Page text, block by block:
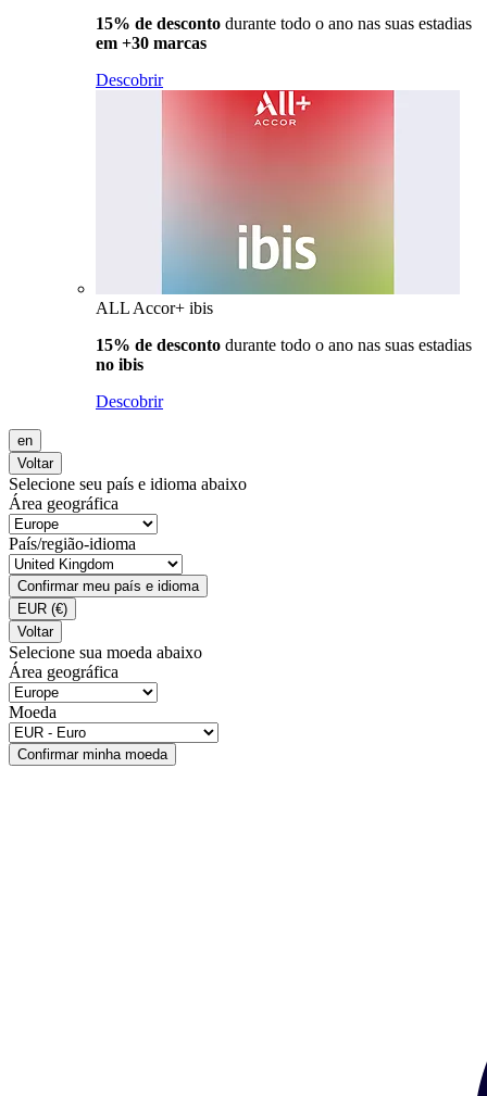
15% de desconto durante todo o ano nas suas estadias
em +30 marcas
Descobrir
ALL Accor+ ibis
15% de desconto durante todo o ano nas suas estadias
no ibis
Descobrir
en
Voltar
Selecione seu país e idioma abaixo
Área geográfica
País/região-idioma
Confirmar meu país e idioma
EUR (€)
Voltar
Selecione sua moeda abaixo
Área geográfica
Moeda
Confirmar minha moeda